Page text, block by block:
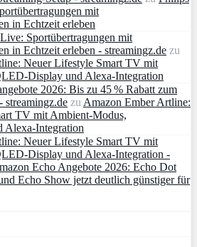
mit
in Echtzeit erleben
Sportübertragungen mit
in Echtzeit erleben - streamingz.de zu
Neuer Lifestyle Smart TV mit
und Alexa‑Integration
2026: Bis zu 45 % Rabatt zum
streamingz.de zu Amazon Ember Artline:
TV mit Ambient‑Modus,
Neuer Lifestyle Smart TV mit
und Alexa‑Integration -
Echo Angebote 2026: Echo Dot
Echo Show jetzt deutlich günstiger für